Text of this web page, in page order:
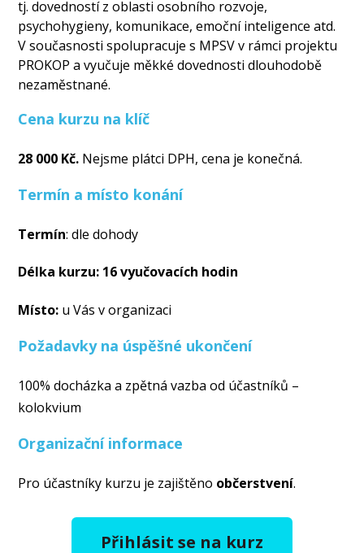
tj. dovedností z oblasti osobního rozvoje,
psychohygieny, komunikace, emoční inteligence atd.
V současnosti spolupracuje s MPSV v rámci projektu
PROKOP a vyučuje měkké dovednosti dlouhodobě
nezaměstnané.
Cena kurzu na klíč
28 000 Kč. Nejsme plátci DPH, cena je konečná.
Termín a místo konání
Termín: dle dohody
Délka kurzu: 16 vyučovacích hodin
Místo: u Vás v organizaci
Požadavky na úspěšné ukončení
100% docházka a zpětná vazba od účastníků –
kolokvium
Organizační informace
Pro účastníky kurzu je zajištěno občerstvení.
Přihlásit se na kurz